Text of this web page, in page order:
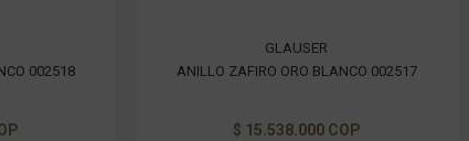
002518
GLAUSER
ANILLO ZAFIRO ORO BLANCO 002517
$ 15.538.000 COP